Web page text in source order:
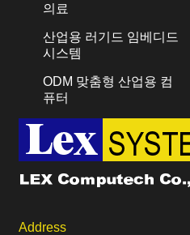
의료
산업용 러기드 임베디드
시스템
ODM 맞춤형 산업용 컴
퓨터
Address